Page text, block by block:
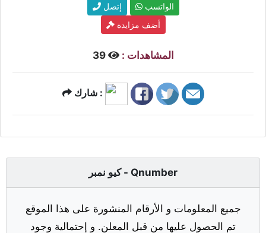
إتصل
الواتسب
أضف مزايدة
المشاهدات : 39
شارك :
كيو نمبر - Qnumber
جميع المعلومات و الأرقام المنشورة على هذا الموقع
تم الحصول عليها من قبل المعلن. و إحتمالية وجود